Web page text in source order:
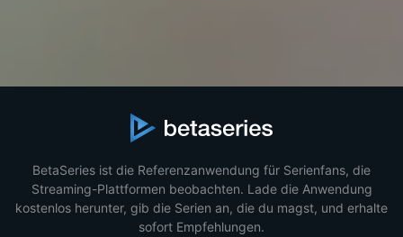
BetaSeries ist die Referenzanwendung für Serienfans, die
Streaming-Plattformen beobachten. Lade die Anwendung
kostenlos herunter, gib die Serien an, die du magst, und erhalte
sofort Empfehlungen.